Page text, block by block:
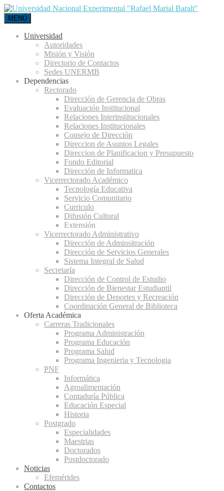
MENÚ
Universidad
Autoridades
Misión y Visión
Directorio de Contactos
Sedes UNERMB
Dependencias
Rectorado
Dirección de Gerencia de Obras
Evaluación Institucional
Relaciones Interinstitucionales
Relaciones Institucionales
Consejo de Dirección
Direccion de Asuntos Legales
Direccion de Planificacion y Presupuesto
Fondo Editorial
Dirección de Informatica
Vicerrectorado Académico
Tecnología Educativa
Servicio Comunitario
Curriculo
Difusión Cultural
Extensión
Vicerrectorado Administrativo
Dirección de Adminsitración
Dirección de Servicios Generales
Sistema Integral de Salud
Secretaría
Dirección de Control de Estudio
Dirección de Bienestar Estudiantil
Dirección de Deportes y Recreación
Coordinación General de Biblioteca
Oferta Académica
Carreras Tradicionales
Programa Administración
Programa Educación
Programa Salud
Programa Ingenieria y Tecnologia
PNF
Informática
Agroalimentación
Contaduría Pública
Educación Especial
Historia
Postgrado
Especialidades
Maestrias
Doctorados
Postdoctorado
Noticias
Efemérides
Contactos